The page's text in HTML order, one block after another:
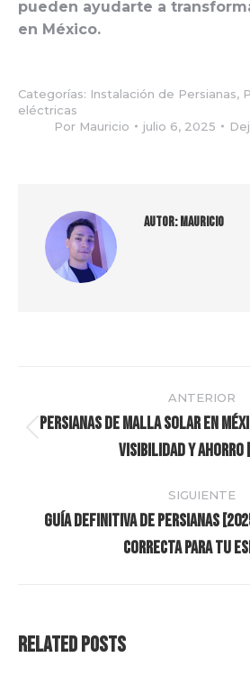
pueden ayudarte a
en México.
Categorías: Instalación de Persianas,
eléctricas
Por Mauricio julio 6, 2025
Autor:Mauricio
entre
publicaciones
ANTERIOR
Persianas de Malla Solar en
Visibilidad y Ahorro
SIGUIENTE
Guía Definitiva de Persianas
Correcta para Tu
Related Posts